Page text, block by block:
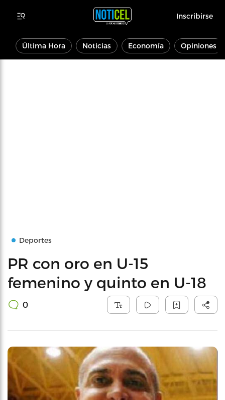
Inscribirse
Última Hora Noticias Economía Opiniones
Deportes
PR con oro en U-15
femenino y quinto en U-18
0